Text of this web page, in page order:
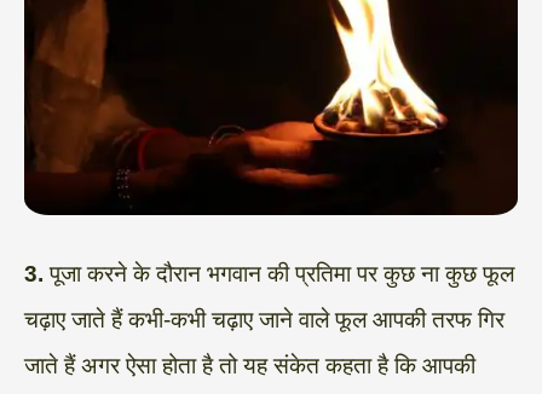
3. पूजा करने के दौरान भगवान की प्रतिमा पर कुछ ना कुछ फूल
चढ़ाए जाते हैं कभी-कभी चढ़ाए जाने वाले फूल आपकी तरफ गिर
जाते हैं अगर ऐसा होता है तो यह संकेत कहता है कि आपकी